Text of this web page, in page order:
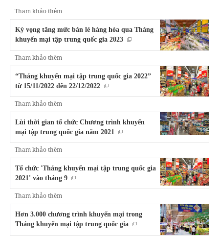
Tham khảo thêm
Kỳ vọng tăng mức bán lẻ hàng hóa qua Tháng
khuyến mại tập trung quốc gia 2023
Tham khảo thêm
“Tháng khuyến mại tập trung quốc gia 2022”
từ 15/11/2022 đến 22/12/2022
Tham khảo thêm
Lùi thời gian tổ chức Chương trình khuyến
mại tập trung quốc gia năm 2021
Tham khảo thêm
Tổ chức 'Tháng khuyến mại tập trung quốc gia
2021' vào tháng 9
Tham khảo thêm
Hơn 3.000 chương trình khuyến mại trong
Tháng khuyến mại tập trung quốc gia